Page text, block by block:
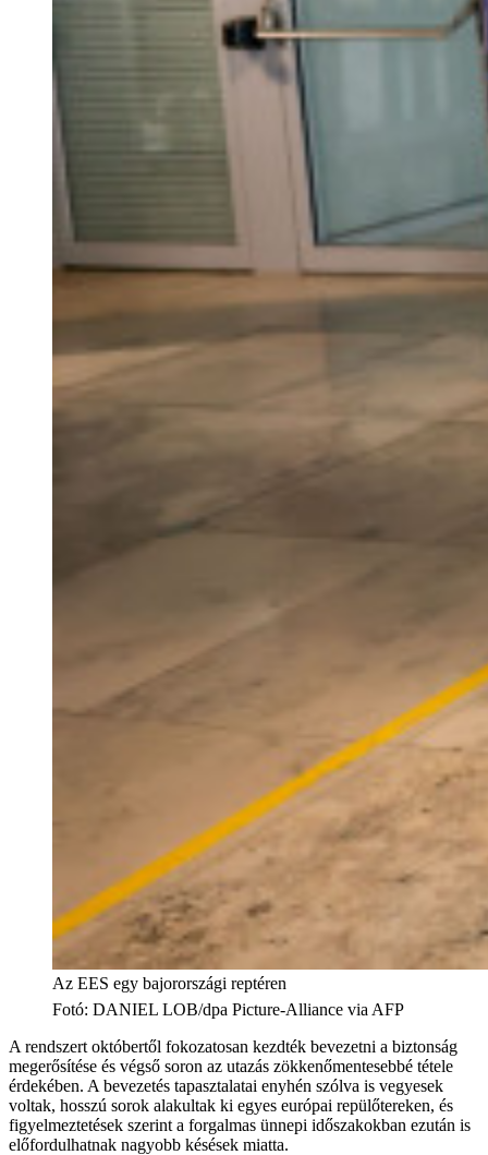
Az EES egy bajorországi reptéren
Fotó: DANIEL LOB/dpa Picture-Alliance via AFP
A rendszert októbertől fokozatosan kezdték bevezetni a biztonság
megerősítése és végső soron az utazás zökkenőmentesebbé tétele
érdekében. A bevezetés tapasztalatai enyhén szólva is vegyesek
voltak, hosszú sorok alakultak ki egyes európai repülőtereken, és
figyelmeztetések szerint a forgalmas ünnepi időszakokban ezután is
előfordulhatnak nagyobb késések miatta.